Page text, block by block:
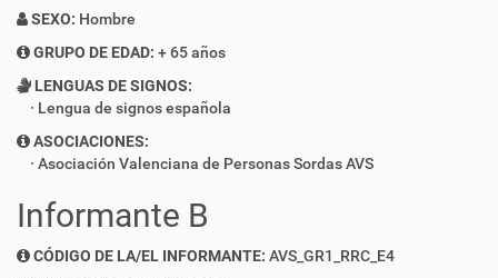
SEXO: Hombre
GRUPO DE EDAD: + 65 años
LENGUAS DE SIGNOS:
Lengua de signos española
ASOCIACIONES:
Asociación Valenciana de Personas Sordas AVS
Informante B
CÓDIGO DE LA/EL INFORMANTE: AVS_GR1_RRC_E4